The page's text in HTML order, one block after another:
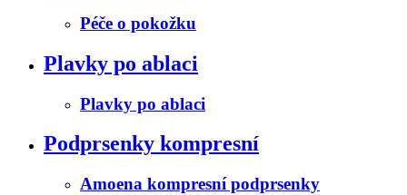
Péče o pokožku
Plavky po ablaci
Plavky po ablaci
Podprsenky kompresní
Amoena kompresní podprsenky